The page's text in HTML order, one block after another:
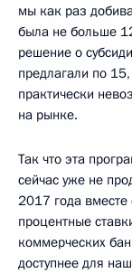
мы как раз
была не больше
решение о
предлагали по
практически
на рынке.
Так что эта
сейчас уже не
2017 года
процентные
коммерческих
доступнее для